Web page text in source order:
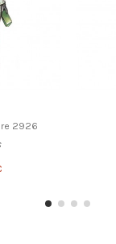
2926